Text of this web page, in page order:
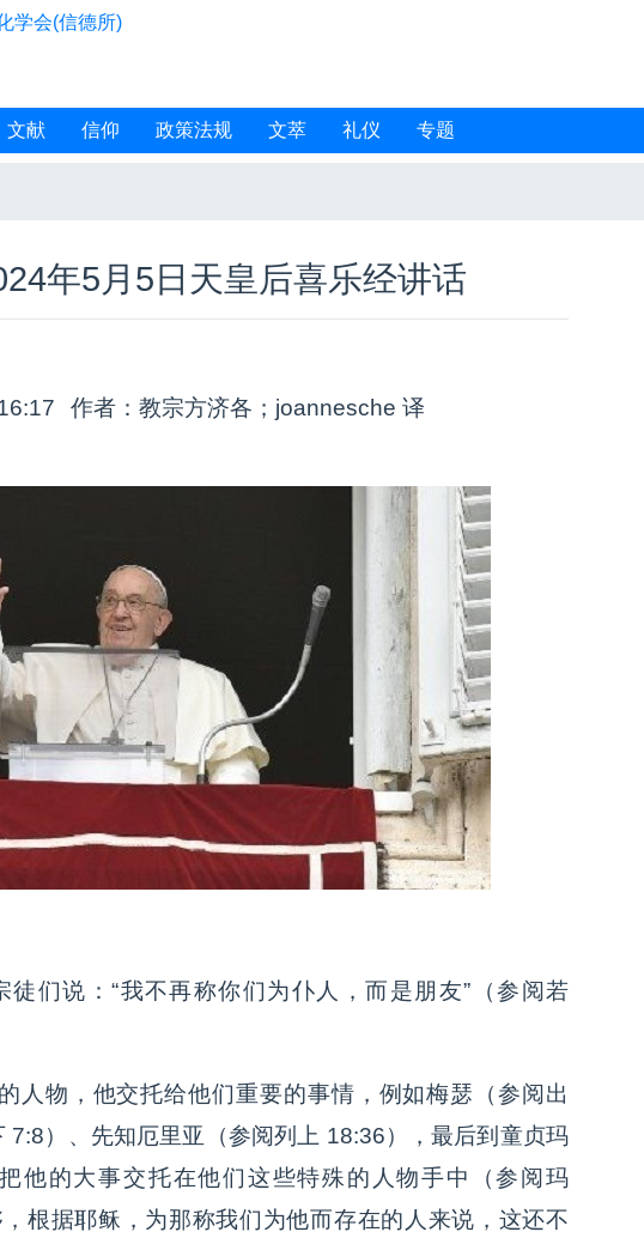
学会(信德所)
文献 信仰 政策法规 文萃 礼仪 专题
年5月5日天皇后喜乐经讲话
作者：教宗方济各；joannesche 译
们说：“我不再称你们为仆人，而是朋友”（参阅若
人物，他交托给他们重要的事情，例如梅瑟（参阅出
7:8）、先知厄里亚（参阅列上 18:36），最后到童贞玛
他的大事交托在他们这些特殊的人物手中（参阅玛
根据耶稣，为那称我们为他而存在的人来说，这还不